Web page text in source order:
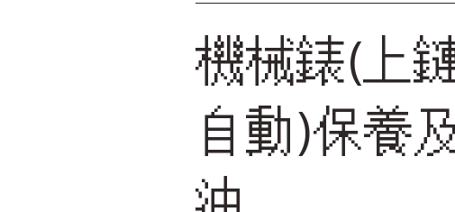
機械錶(上
自動)保養